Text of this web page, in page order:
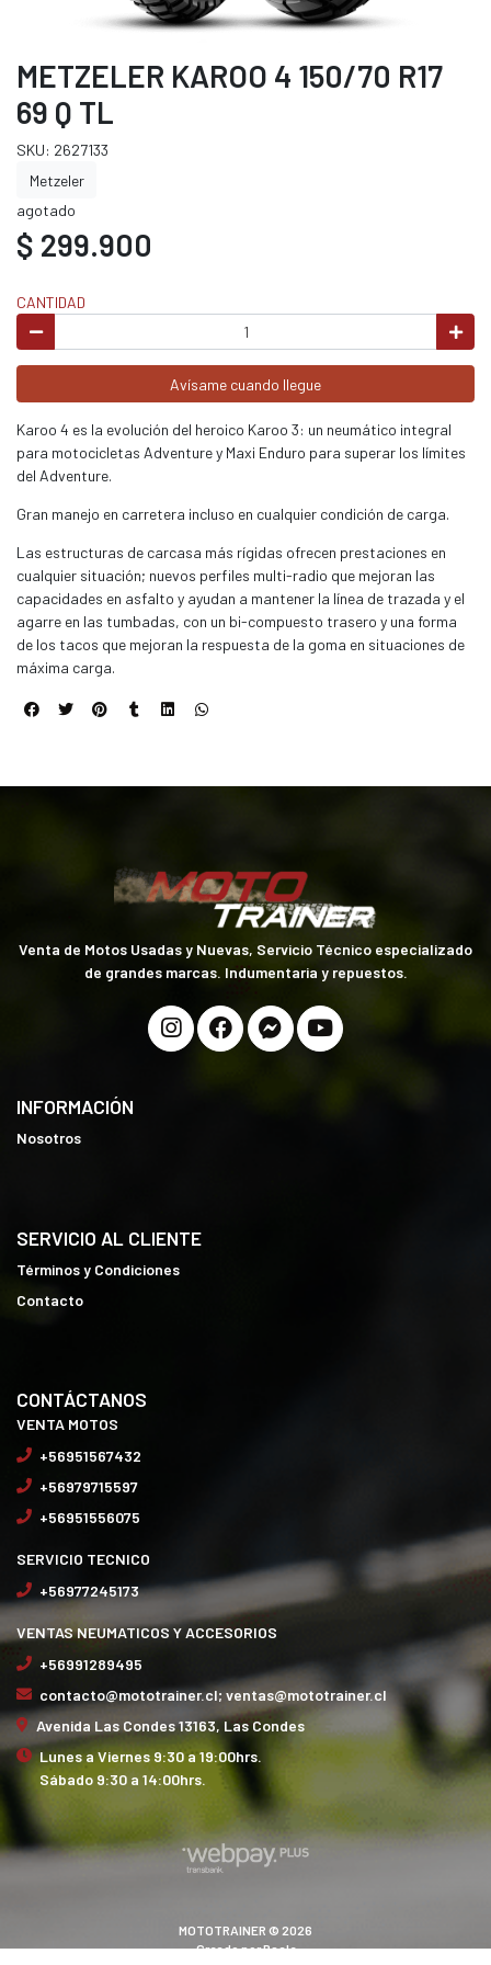
METZELER KAROO 4 150/70 R17
69 Q TL
SKU: 2627133
Metzeler
agotado
$ 299.900
CANTIDAD
Avísame cuando llegue
Karoo 4 es la evolución del heroico Karoo 3: un neumático integral
para motocicletas Adventure y Maxi Enduro para superar los límites
del Adventure.
Gran manejo en carretera incluso en cualquier condición de carga.
Las estructuras de carcasa más rígidas ofrecen prestaciones en
cualquier situación; nuevos perfiles multi-radio que mejoran las
capacidades en asfalto y ayudan a mantener la línea de trazada y el
agarre en las tumbadas, con un bi-compuesto trasero y una forma
de los tacos que mejoran la respuesta de la goma en situaciones de
máxima carga.
Venta de Motos Usadas y Nuevas, Servicio Técnico especializado
de grandes marcas. Indumentaria y repuestos.
INFORMACIÓN
Nosotros
SERVICIO AL CLIENTE
Términos y Condiciones
Contacto
CONTÁCTANOS
VENTA MOTOS
+56951567432
+56979715597
+56951556075
SERVICIO TECNICO
+56977245173
VENTAS NEUMATICOS Y ACCESORIOS
+56991289495
contacto@mototrainer.cl; ventas@mototrainer.cl
Avenida Las Condes 13163, Las Condes
Lunes a Viernes 9:30 a 19:00hrs.
Sábado 9:30 a 14:00hrs.
MOTOTRAINER © 2026
Creado porBsale